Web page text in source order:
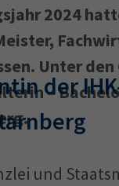
2024
Unter
–
der
und